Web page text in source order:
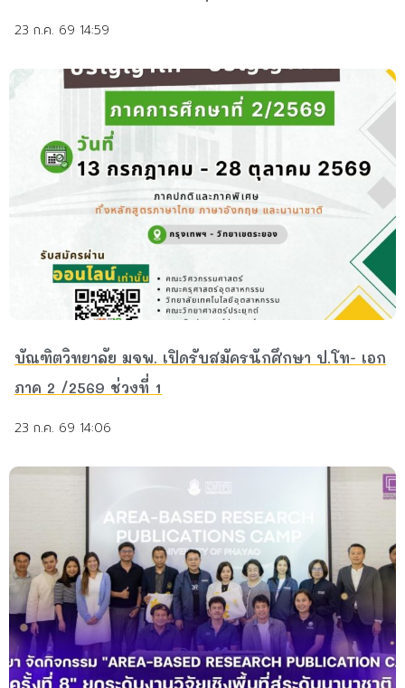
23 ก.ค. 69 14:59
บัณฑิตวิทยาลัย มจพ. เปิดรับสมัครนักศึกษา ป.โท- เอก
ภาค 2 /2569 ช่วงที่ 1
23 ก.ค. 69 14:06